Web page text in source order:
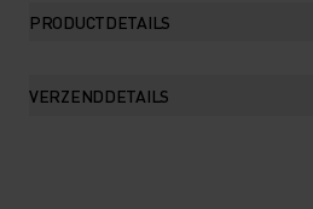
PRODUCTDETAILS
VERZENDDETAILS